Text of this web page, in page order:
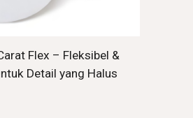
Flex – Fleksibel &
Detail yang Halus